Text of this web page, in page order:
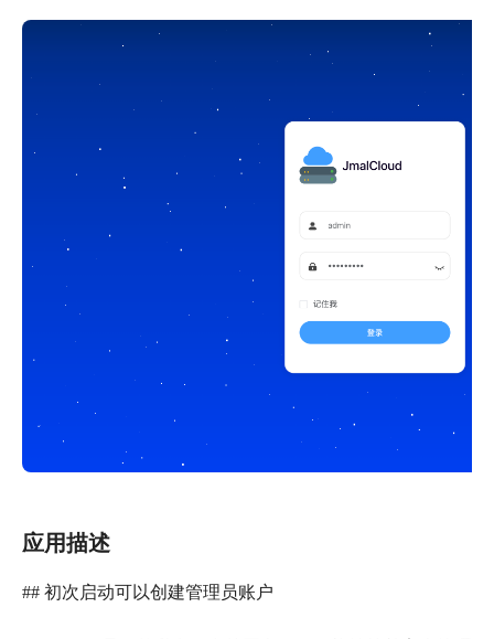
应用描述
## 初次启动可以创建管理员账户